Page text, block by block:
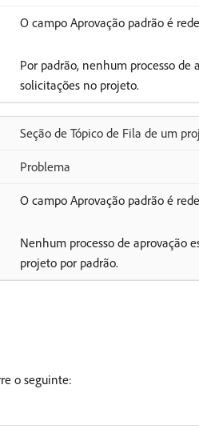
O campo Aprovação padrão é
Por padrão, nenhum processo de
solicitações no projeto.
Seção de Tópico de Fila de um
Problema
O campo Aprovação padrão é
Nenhum processo de aprovação
projeto por padrão.
o seguinte: